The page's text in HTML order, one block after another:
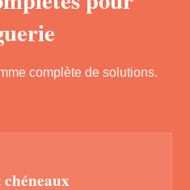
complète de solutions.